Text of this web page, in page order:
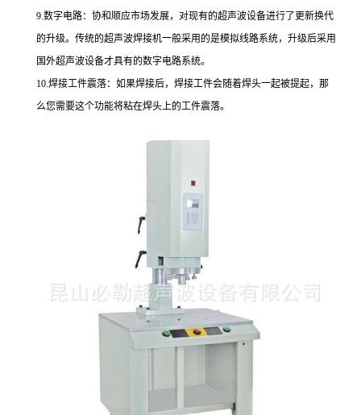
9.数字电路：协和顺应市场发展，对现有的超声波设备进行了更新换代
的升级。传统的超声波焊接机一般采用的是模拟线路系统，升级后采用
国外超声波设备才具有的数字电路系统。
10.焊接工件震落：如果焊接后，焊接工件会随着焊头一起被提起，那
么您需要这个功能将粘在焊头上的工件震落。